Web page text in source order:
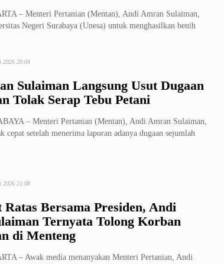
– Menteri Pertanian (Mentan), Andi Amran Sulaiman,
Negeri Surabaya (Unesa) untuk menghasilkan benih
Sulaiman Langsung Usut Dugaan
Tolak Serap Tebu Petani
2026 20:04
– Menteri Pertanian (Mentan), Andi Amran Sulaiman,
cepat setelah menerima laporan adanya dugaan sejumlah
Ratas Bersama Presiden, Andi
Ternyata Tolong Korban
di Menteng
2026 21:08
– Awak media menanyakan Menteri Pertanian, Andi